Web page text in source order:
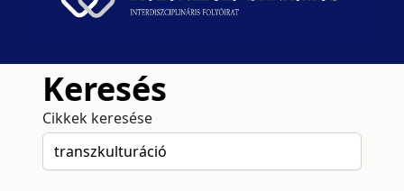
Keresés
Cikkek keresése